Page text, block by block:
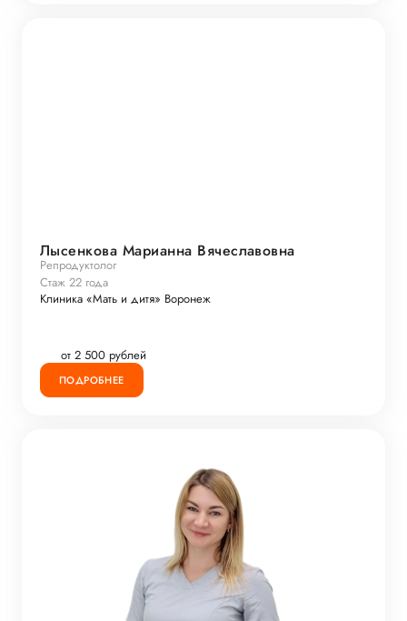
Лысенкова Марианна Вячеславовна
Репродуктолог
Стаж 22 года
Клиника «Мать и дитя» Воронеж
от 2 500 рублей
ПОДРОБНЕЕ